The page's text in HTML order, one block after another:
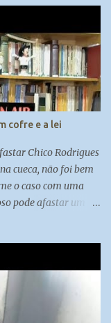
cofre e a lei
Chico Rodrigues
cueca, não foi bem
o caso com uma
pode afastar um